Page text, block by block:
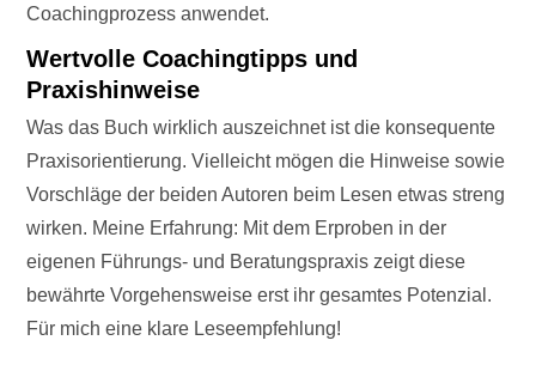
Coachingprozess anwendet.
Wertvolle Coachingtipps und
Praxishinweise
Was das Buch wirklich auszeichnet ist die konsequente
Praxisorientierung. Vielleicht mögen die Hinweise sowie
Vorschläge der beiden Autoren beim Lesen etwas streng
wirken. Meine Erfahrung: Mit dem Erproben in der
eigenen Führungs- und Beratungspraxis zeigt diese
bewährte Vorgehensweise erst ihr gesamtes Potenzial.
Für mich eine klare Leseempfehlung!